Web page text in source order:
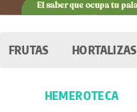
FRUTAS HORTALIZAS
HEMEROTECA